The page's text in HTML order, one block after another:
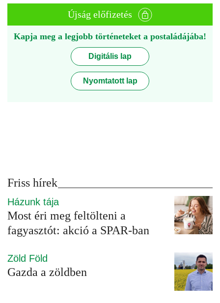
Újság előfizetés
Kapja meg a legjobb történeteket a postaládájába!
Digitális lap
Nyomtatott lap
Friss hírek
Házunk tája
Most éri meg feltölteni a
fagyasztót: akció a SPAR-ban
Zöld Föld
Gazda a zöldben